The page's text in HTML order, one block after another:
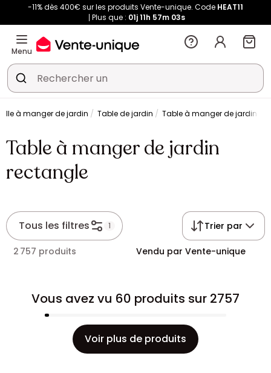
-11% dès 400€ sur les produits Vente-unique. Code HEAT11
Plus que : 01j11h 57m 02s
Menu
à manger de jardin Table de jardin Table à manger de jardin
Table à manger de jardin
rectangle
Tous les filtres 1 Trier par
2 757 produits Vendu par Vente-unique
Vous avez vu 60 produits sur 2757
Voir plus de produits